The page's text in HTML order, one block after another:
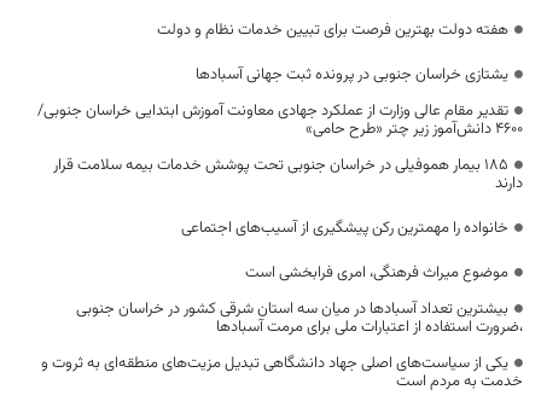
هفته دولت بهترین فرصت برای تبیین خدمات نظام و دولت
یشتازی خراسان جنوبی در پرونده ثبت جهانی آسبادها
تقدیر مقام عالی وزارت از عملکرد جهادی معاونت آموزش ابتدایی خراسان جنوبی/
۴۶۰۰ دانش‌آموز زیر چتر «طرح حامی»
۱۸۵ بیمار هموفیلی در خراسان جنوبی تحت پوشش خدمات بیمه سلامت قرار
دارند
خانواده را مهمترین رکن پیشگیری از آسیب‌های اجتماعی
موضوع میراث فرهنگی، امری فرابخشی است
بیشترین تعداد آسبادها در میان سه استان شرقی کشور در خراسان جنوبی
،ضرورت استفاده از اعتبارات ملی برای مرمت آسبادها
یکی از سیاست‌های اصلی جهاد دانشگاهی تبدیل مزیت‌های منطقه‌ای به ثروت و
خدمت به مردم است